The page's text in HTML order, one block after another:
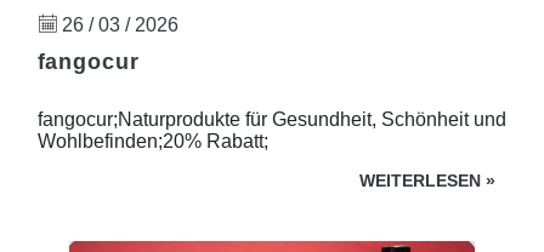
26 / 03 / 2026
fangocur
fangocur;Naturprodukte für Gesundheit, Schönheit und
Wohlbefinden;20% Rabatt;
WEITERLESEN »